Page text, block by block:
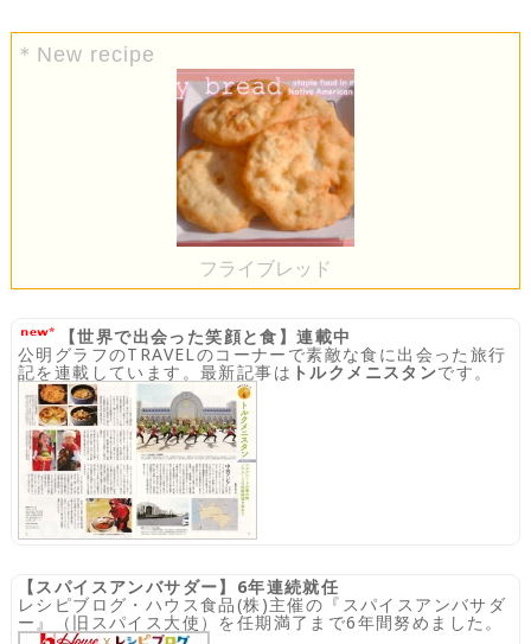
＊New recipe
フライブレッド
【世界で出会った笑顔と食】連載中
公明グラフのTRAVELのコーナーで素敵な食に出会った旅行
記を連載しています。最新記事は トルクメニスタンです。
【スパイスアンバサダー】6年連続就任
レシピブログ・ハウス食品(株)主催の『スパイスアンバサダ
ー』（旧スパイス大使）を任期満了まで6年間努めました。